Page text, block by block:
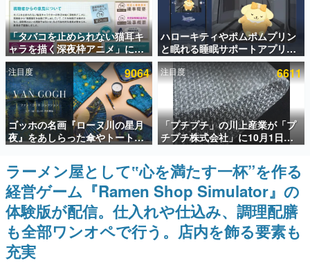
ゲームの企画書
名作ゲームクリエイターの方々に製作時のエピソードをお
聞きし、ヒットする企画（ゲーム）とは何か？を探ってい
きます。
赫本
この物語を解いてはいけない。『赫本』は、〈試験問題〉
の形をした短編ホラー小説集です。
新世代に訊く
これからのデジタルゲーム市場を担う若きクリエイター達
の姿を追い、彼らのルーツと情熱を探っていきます。
ゲーム世代の作家たち
ゲームに多大な影響を受けた作家さんに取材し、ゲームが
日本のコンテンツ産業やカルチャーに与えた影響を探る企
画です。
日本モバイルゲーム産業史
日本のモバイルゲーム史における主要なトピック・タイト
「タバコを止められない猫耳キ
ャラを描く深夜枠アニメ」に視
聴者の一部から批判意見。違法
薬物の使用と思しき描写も含め
て、BPOが議論を交わす
ハローキティやポムポムプリン
と眠れる睡眠サポートアプリ
『ゆめたび』が配信中。キャラ
ごとのASMRや目覚ましアラー
ムも搭載
注目度 9064
ゴッホの名画『ローヌ川の星月
夜』をあしらった傘やトートバ
ッグなどが登場。8月7日21時よ
り2日間限定で予約販売
注目度 6611
「プチプチ」の川上産業が「プ
チプチ株式会社」に10月1日よ
り社名変更へ。創業58年で初め
ての変更で、“プチッ”と鳴るお
なじみの緩衝材が会社の名前に
ラーメン屋として‟心を満たす一杯”を作る
経営ゲーム『Ramen Shop Simulator』の
体験版が配信。仕入れや仕込み、調理配膳
も全部ワンオペで行う。店内を飾る要素も
充実